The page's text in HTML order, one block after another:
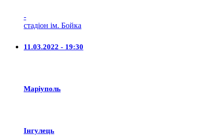
-
стадіон ім. Бойка
11.03.2022 - 19:30
Маріуполь
Iнгулець